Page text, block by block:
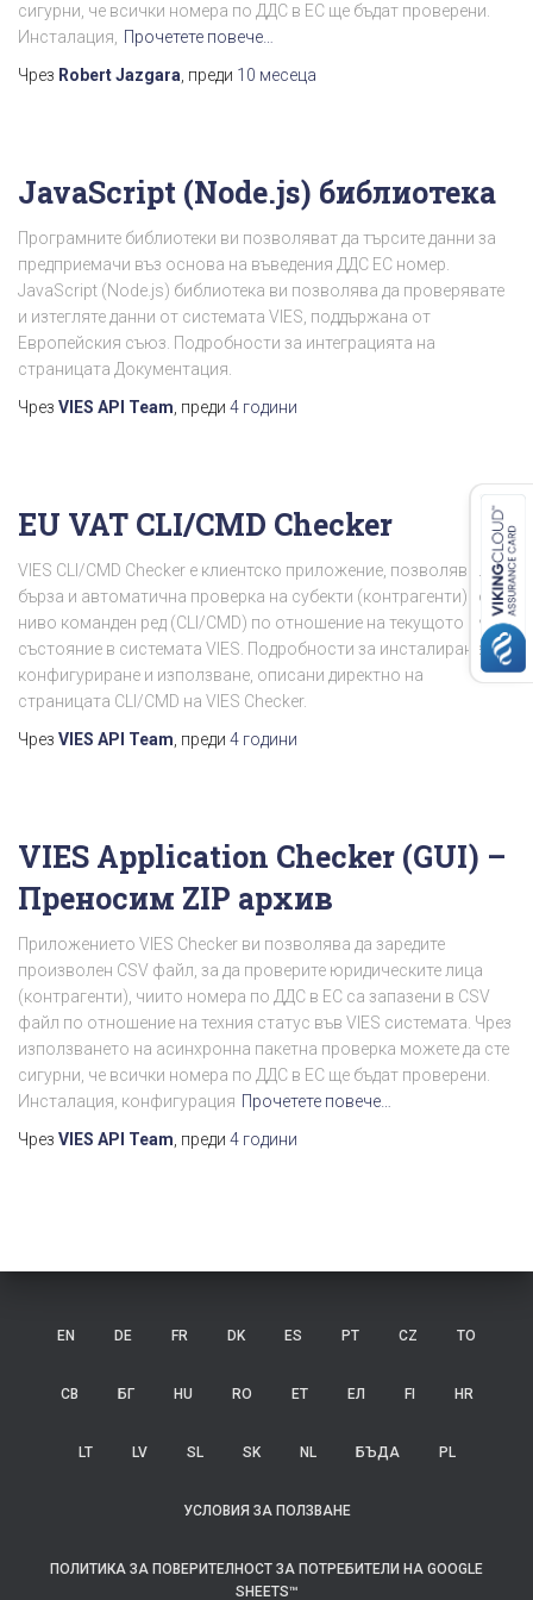
сигурни, че всички номера по ДДС в ЕС ще бъдат проверени.
Инсталация,
Прочетете повече…
Чрез Robert Jazgara , преди 10 месеца
JavaScript (Node.js) библиотека
Програмните библиотеки ви позволяват да търсите данни за
предприемачи въз основа на въведения ДДС ЕС номер.
JavaScript (Node.js) библиотека ви позволява да проверявате
и изтегляте данни от системата VIES, поддържана от
Европейския съюз. Подробности за интеграцията на
страницата Документация.
Чрез VIES API Team , преди 4 години
EU VAT CLI/CMD Checker
VIES CLI/CMD Checker е клиентско приложение, позволяващо
бърза и автоматична проверка на субекти (контрагенти) от
ниво команден ред (CLI/CMD) по отношение на текущото им
състояние в системата VIES. Подробности за инсталиране,
конфигуриране и използване, описани директно на
страницата CLI/CMD на VIES Checker.
Чрез VIES API Team , преди 4 години
VIES Application Checker (GUI) –
Преносим ZIP архив
Приложението VIES Checker ви позволява да заредите
произволен CSV файл, за да проверите юридическите лица
(контрагенти), чиито номера по ДДС в ЕС са запазени в CSV
файл по отношение на техния статус във VIES системата. Чрез
използването на асинхронна пакетна проверка можете да сте
сигурни, че всички номера по ДДС в ЕС ще бъдат проверени.
Инсталация, конфигурация Прочетете повече…
Чрез VIES API Team , преди 4 години
EN DE FR DK ES PT CZ ТО
СВ БГ HU RO ЕТ ЕЛ FI HR
LT LV SL SK NL БЪДА PL
УСЛОВИЯ ЗА ПОЛЗВАНЕ
ПОЛИТИКА ЗА ПОВЕРИТЕЛНОСТ ЗА ПОТРЕБИТЕЛИ НА GOOGLE
SHEETS™